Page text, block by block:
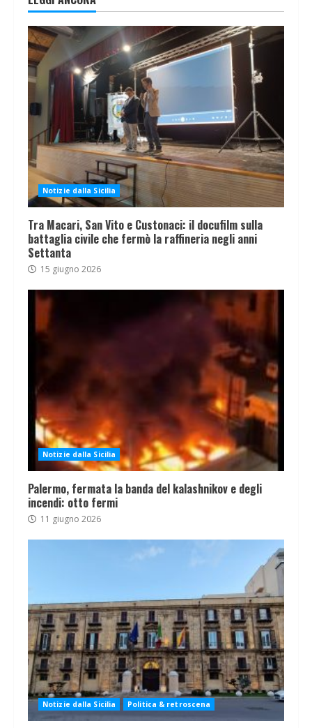
Notizie dalla Sicilia
Tra Macari, San Vito e Custonaci: il docufilm sulla
battaglia civile che fermò la raffineria negli anni
Settanta
15 giugno 2026
Notizie dalla Sicilia
Palermo, fermata la banda del kalashnikov e degli
incendi: otto fermi
11 giugno 2026
Notizie dalla Sicilia Politica & retroscena